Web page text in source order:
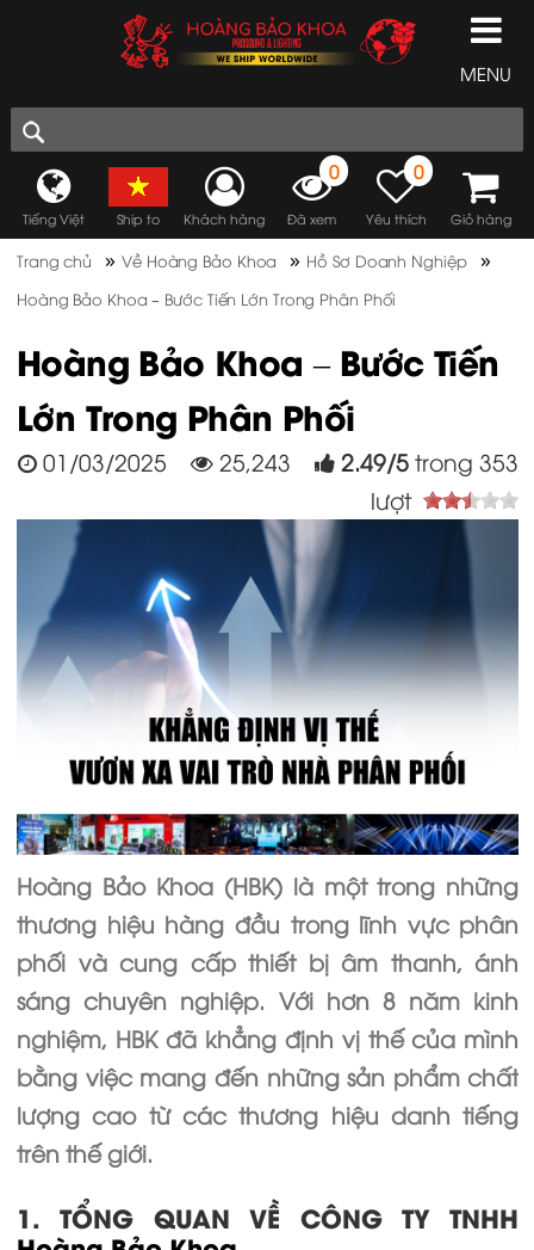
MENU
Tiếng Việt Ship to Khách hàng
0
Đã xem
0
Yêu thích Giỏ hàng
Trang chủ »Về Hoàng Bảo Khoa » Hồ Sơ Doanh Nghiệp »
Hoàng Bảo Khoa – Bước Tiến Lớn Trong Phân Phối
Hoàng Bảo Khoa – Bước Tiến
Lớn Trong Phân Phối
01/03/2025 25,243 2.49/5 trong353
lượt
Hoàng Bảo Khoa (HBK) là một trong những
thương hiệu hàng đầu trong lĩnh vực phân
phối và cung cấp thiết bị âm thanh, ánh
sáng chuyên nghiệp. Với hơn 8 năm kinh
nghiệm, HBK đã khẳng định vị thế của mình
bằng việc mang đến những sản phẩm chất
lượng cao từ các thương hiệu danh tiếng
trên thế giới.
1. TỔNG QUAN VỀ CÔNG TY TNHH